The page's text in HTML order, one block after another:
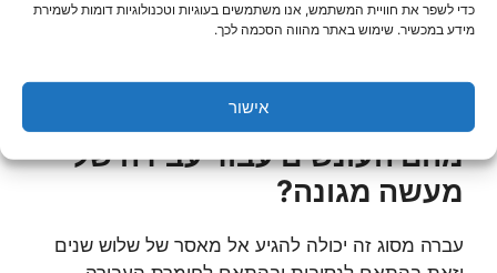
כדי לשפר את חוויית המשתמש, אנו משתמשים בעוגיות וטכנולוגיות דומות לשמירת
מידע במכשיר. שימוש באתר מהווה הסכמה לכך.
אישור
לעבריין המין להגיע לסיפוק, תוך שאת המעשים מבצע
בדרך כלל החשוד בעבירה או על ידי קטין או אדם אשר
מהם העונשים עבור עבירה של
מעשה מגונה?
עברה מסוג זה יכולה להגיע אל מאסר של שלוש שנים